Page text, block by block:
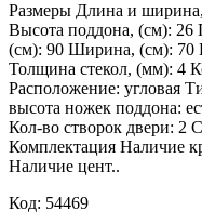
Размеры Длина и
Высота поддона, (см): 26
(см): 90 Ширина, (см): 70
Толщина стекол, (мм): 4
Расположение: угловая
высота ножек поддона:
Кол-во створок двери: 2
Комплектация Наличие
Наличие цент..
Код: 54469